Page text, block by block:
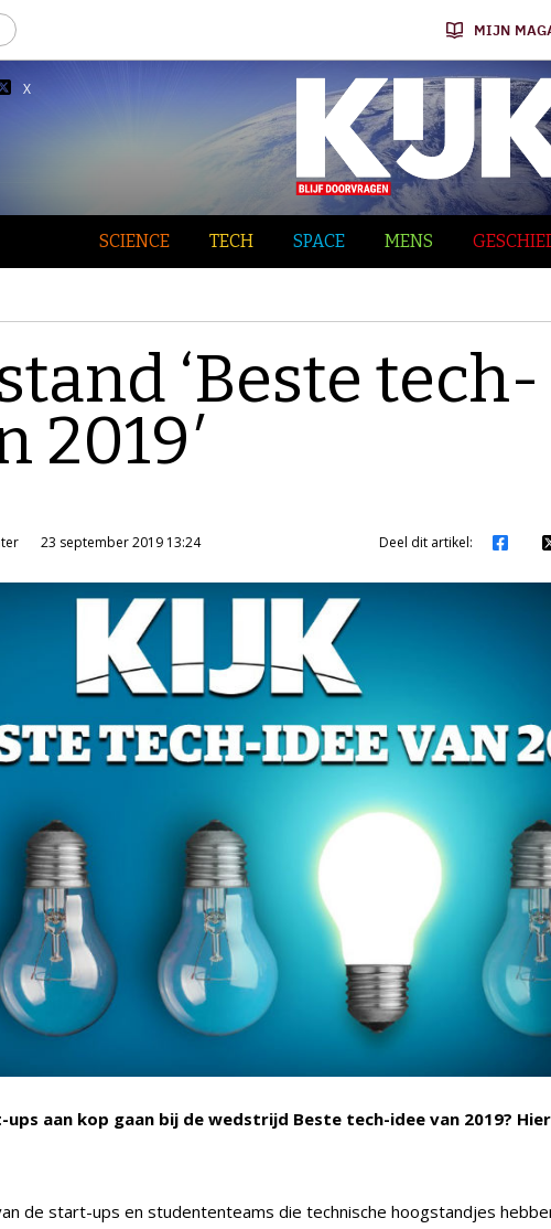
MIJN
X
SCIENCE TECH SPACE MENS
‘Beste tech-
2019′
23 september 2019 13:24 Deel dit artikel:
aan kop gaan bij de wedstrijd Beste tech-idee van 2019?
de start-ups en studententeams die technische hoogstandjes